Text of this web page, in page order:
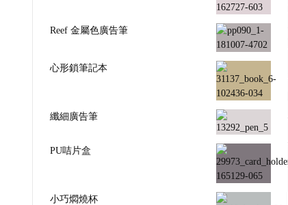
Reef 金屬色廣告筆
心形鎖筆記本
纖細廣告筆
PU咭片盒
小巧燜燒杯